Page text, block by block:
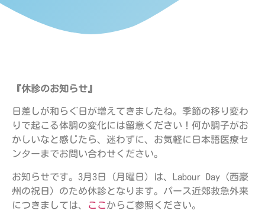
『休診のお知らせ』
日差しが和らぐ日が増えてきましたね。季節の移り変わ
りで起こる体調の変化には留意ください！何か調子がお
かしいなと感じたら、迷わずに、お気軽に日本語医療セ
ンターまでお問い合わせください。
お知らせです。3月3日（月曜日）は、Labour Day（西豪
州の祝日）のため休診となります。パース近郊救急外来
につきましては、
ここからご参照ください。